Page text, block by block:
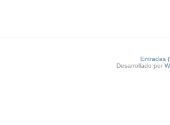
Entradas
Desarrollado por